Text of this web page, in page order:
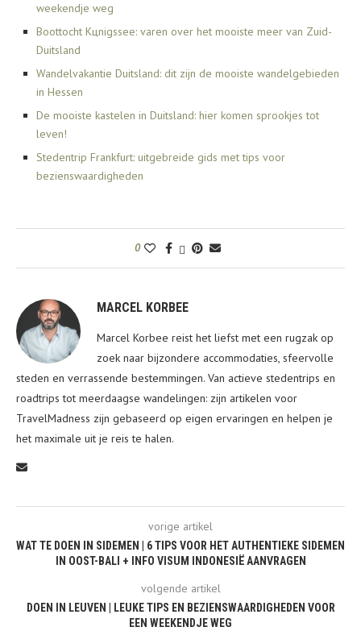
weekendje weg
Boottocht Kцnigssee: varen over het mooiste meer van Zuid-
Duitsland
Wandelvakantie Duitsland: dit zijn de mooiste wandelgebieden
in Hessen
De mooiste kastelen in Duitsland: hier komen sprookjes tot
leven!
Stedentrip Frankfurt: uitgebreide gids met tips voor
bezienswaardigheden
0
MARCEL KORBEE
Marcel Korbee reist het liefst met een rugzak op
zoek naar bijzondere accommodaties, sfeervolle
steden en verrassende bestemmingen. Van actieve stedentrips en
roadtrips tot meerdaagse wandelingen: zijn artikelen voor
TravelMadness zijn gebaseerd op eigen ervaringen en helpen je
het maximale uit je reis te halen.
vorige artikel
WAT TE DOEN IN SIDEMEN | 6 TIPS VOOR HET AUTHENTIEKE SIDEMEN
IN OOST-BALI + INFO VISUM INDONESIË AANVRAGEN
volgende artikel
DOEN IN LEUVEN | LEUKE TIPS EN BEZIENSWAARDIGHEDEN VOOR
EEN WEEKENDJE WEG